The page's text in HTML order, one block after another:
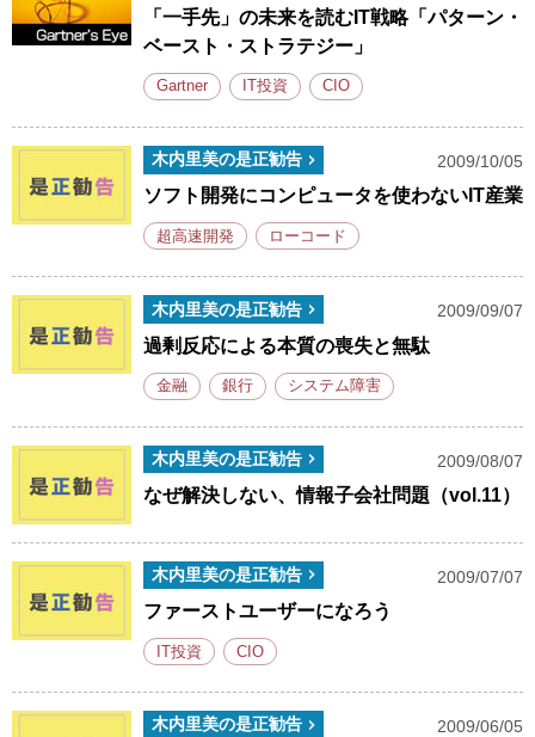
「一手先」の未来を読むIT戦略「パターン・
ベースト・ストラテジー」
Gartner IT投資 CIO
木内里美の是正勧告 2009/10/05
ソフト開発にコンピュータを使わないIT産業
超高速開発 ローコード
木内里美の是正勧告 2009/09/07
過剰反応による本質の喪失と無駄
金融 銀行 システム障害
木内里美の是正勧告 2009/08/07
なぜ解決しない、情報子会社問題（vol.11）
木内里美の是正勧告 2009/07/07
ファーストユーザーになろう
IT投資 CIO
木内里美の是正勧告 2009/06/05